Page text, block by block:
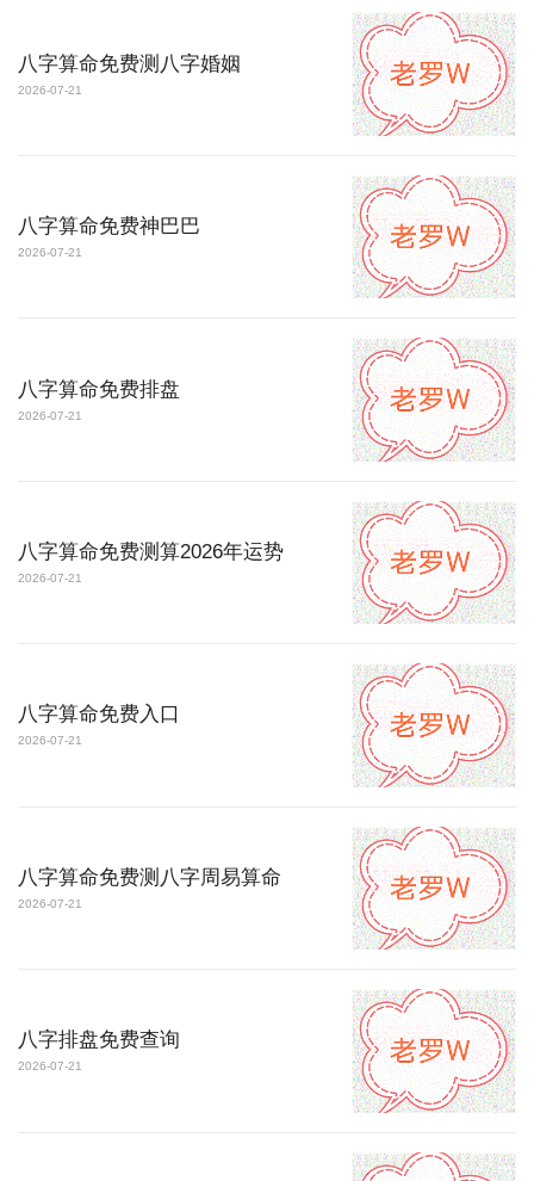
八字算命免费测八字婚姻
2026-07-21
八字算命免费神巴巴
2026-07-21
八字算命免费排盘
2026-07-21
八字算命免费测算2026年运势
2026-07-21
八字算命免费入口
2026-07-21
八字算命免费测八字周易算命
2026-07-21
八字排盘免费查询
2026-07-21